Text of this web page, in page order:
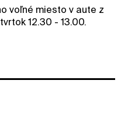
voľné miesto v aute z
12.30 - 13.00.